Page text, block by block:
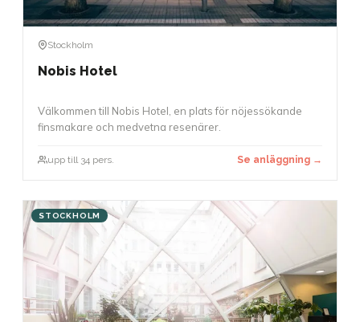
Stockholm
Nobis Hotel
Välkommen till Nobis Hotel, en plats för nöjessökande
finsmakare och medvetna resenärer.
upp till 34 pers. Se anläggning →
STOCKHOLM